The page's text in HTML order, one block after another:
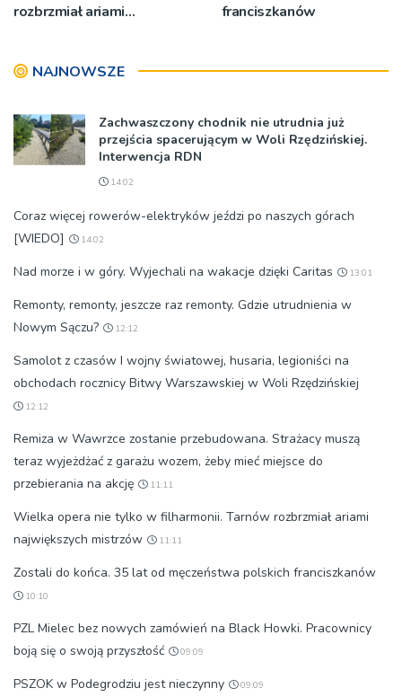
rozbrzmiał ariami
franciszkanów
NAJNOWSZE
Zachwaszczony chodnik nie utrudnia już
przejścia spacerującym w Woli Rzędzińskiej.
Interwencja RDN
14:02
Coraz więcej rowerów-elektryków jeździ po naszych górach
[WIEDO]
14:02
Nad morze i w góry. Wyjechali na wakacje dzięki Caritas 13:01
Remonty, remonty, jeszcze raz remonty. Gdzie utrudnienia w
Nowym Sączu?
12:12
Samolot z czasów I wojny światowej, husaria, legioniści na
obchodach rocznicy Bitwy Warszawskiej w Woli Rzędzińskiej
12:12
Remiza w Wawrzce zostanie przebudowana. Strażacy muszą
teraz wyjeżdżać z garażu wozem, żeby mieć miejsce do
przebierania na akcję
11:11
Wielka opera nie tylko w filharmonii. Tarnów rozbrzmiał ariami
największych mistrzów
11:11
Zostali do końca. 35 lat od męczeństwa polskich franciszkanów
10:10
PZL Mielec bez nowych zamówień na Black Howki. Pracownicy
boją się o swoją przyszłość
09:09
PSZOK w Podegrodziu jest nieczynny 09:09